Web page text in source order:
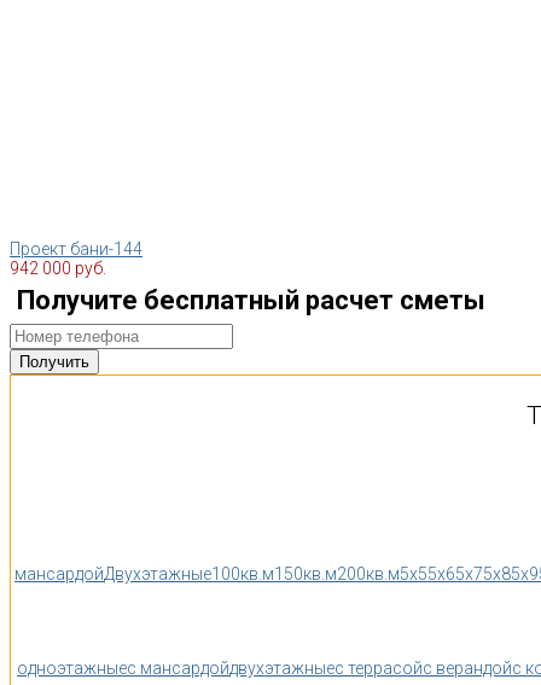
Проект бани-144
942 000 руб.
Получите бесплатный расчет сметы
мансардойДвухэтажные100кв.м150кв.м200кв.м5x55x65x75x85x9
одноэтажныес мансардойдвухэтажныес террасойс верандойс